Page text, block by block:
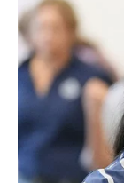
Poruka sudbine:
dar.
DEVICA
SimbolKljuča
problem koji